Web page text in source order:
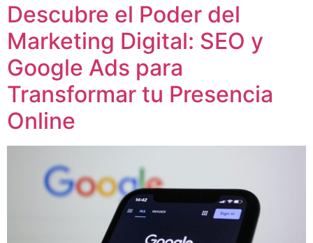
Descubre el Poder del
Marketing Digital: SEO y
Google Ads para
Transformar tu Presencia
Online